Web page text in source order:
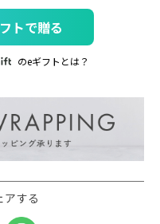
トで贈る
のeギフトとは？
アする